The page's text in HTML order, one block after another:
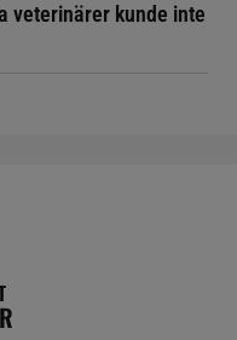
veterinärer kunde inte